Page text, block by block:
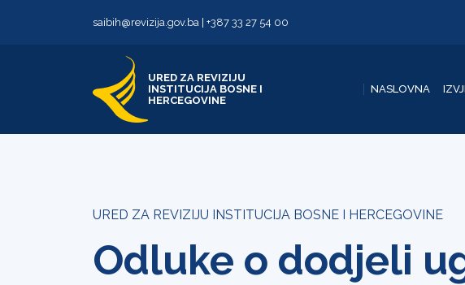
saibih@revizija.gov.ba +387 33 27 54 00
URED ZA REVIZIJU
INSTITUCIJA BOSNE I
HERCEGOVINE
NASLOVNA
URED ZA REVIZIJU INSTITUCIJA BOSNE I HERCEGOVINE
Odluke o dodjeli